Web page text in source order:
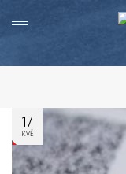
17
KVĚ